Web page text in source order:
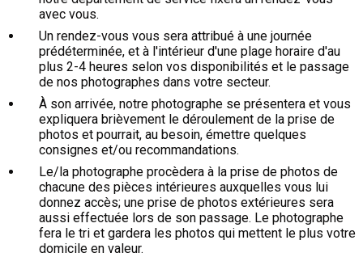
avec vous.
Un rendez-vous vous sera attribué à une journée
prédéterminée, et à l'intérieur d'une plage horaire d'au
plus 2-4 heures selon vos disponibilités et le passage
de nos photographes dans votre secteur.
À son arrivée, notre photographe se présentera et vous
expliquera brièvement le déroulement de la prise de
photos et pourrait, au besoin, émettre quelques
consignes et/ou recommandations.
Le/la photographe procèdera à la prise de photos de
chacune des pièces intérieures auxquelles vous lui
donnez accès; une prise de photos extérieures sera
aussi effectuée lors de son passage. Le photographe
fera le tri et gardera les photos qui mettent le plus votre
domicile en valeur.